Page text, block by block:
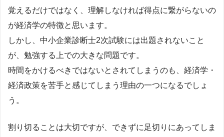
覚えるだけではなく、理解しなければ得点に繋がらないの
が経済学の特徴と思います。
しかし、中小企業診断士2次試験には出題されないこと
が、勉強する上での大きな問題です。
時間をかけるべきではないとされてしまうのも、経済学・
経済政策を苦手と感じてしまう理由の一つになるでしょ
う。
割り切ることは大切ですが、できずに足切りにあってしま